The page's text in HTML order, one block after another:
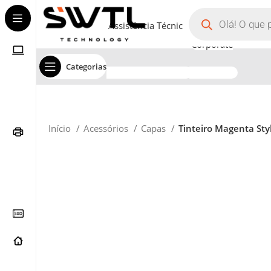
Categorias
Assistência Técnica
Corporate
Início Acessórios Capas Tinteiro Magenta